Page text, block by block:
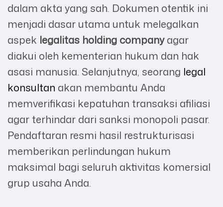
dalam akta yang sah. Dokumen otentik ini
menjadi dasar utama untuk melegalkan
aspek legalitas holding companyagar
diakui oleh kementerian hukum dan hak
asasi manusia. Selanjutnya, seorang legal
konsultan akan membantu Anda
memverifikasi kepatuhan transaksi afiliasi
agar terhindar dari sanksi monopoli pasar.
Pendaftaran resmi hasil restrukturisasi
memberikan perlindungan hukum
maksimal bagi seluruh aktivitas komersial
grup usaha Anda.